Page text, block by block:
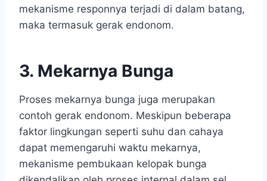
mekanisme responnya terjadi di dalam batang,
maka termasuk gerak endonom.
3. Mekarnya Bunga
Proses mekarnya bunga juga merupakan
contoh gerak endonom. Meskipun beberapa
faktor lingkungan seperti suhu dan cahaya
dapat memengaruhi waktu mekarnya,
mekanisme pembukaan kelopak bunga